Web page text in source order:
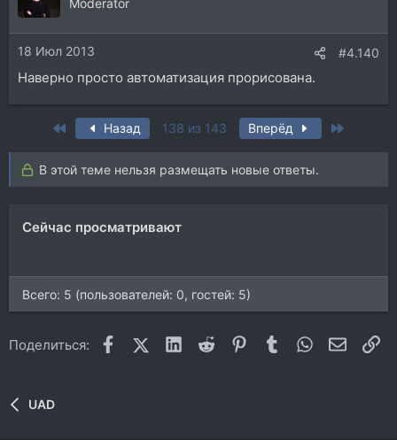
18 Июл 2013 #4.140
Наверно просто автоматизация прорисована.
First Назад 138 из 143 Вперёд
В этой теме нельзя размещать новые ответы.
Сейчас просматривают
Всего: 5 (пользователей: 0, гостей: 5)
Поделиться: FacebookX (Twitter)
LinkedIn
Reddit Pinterest
Tumblr WhatsApp
UAD